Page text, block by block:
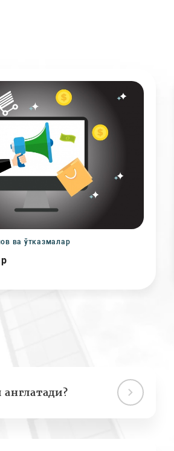
ва ўтказмалар